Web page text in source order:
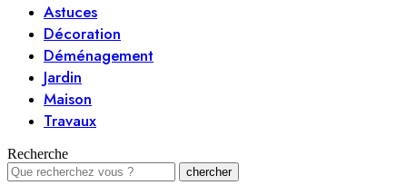
Astuces
Décoration
Déménagement
Jardin
Maison
Travaux
Recherche